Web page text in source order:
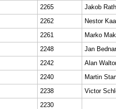
2265
Jakob
2262
Nestor
2261
Marko
2248
Jan
2242
Alan
2240
Martin
2238
Victor
2230